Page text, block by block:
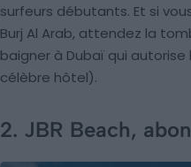
surfeurs débutants. Et si
Burj Al Arab, attendez la
baigner à Dubaï qui
célèbre hôtel).
2. JBR Beach,